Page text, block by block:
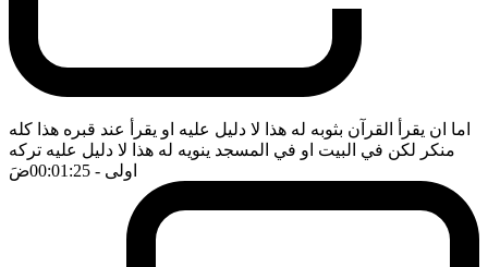
اما ان يقرأ القرآن بثوبه له هذا لا دليل عليه او يقرأ عند قبره هذا كله
منكر لكن في البيت او في المسجد ينويه له هذا لا دليل عليه تركه
اولى - 00:01:25 ضَ